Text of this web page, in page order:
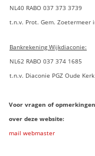
NL40 RABO 037 373 3739
t.n.v. Prot. Gem. Zoetermeer
Bankrekening Wijkdiaconie:
NL62 RABO 037 374 1685
t.n.v. Diaconie PGZ Oude Kerk
Voor vragen of opmerkingen
over deze website:
mail webmaster